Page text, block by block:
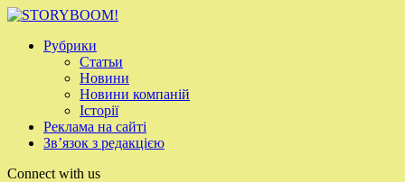
Рубрики
Статьи
Новини
Новини компаній
Історії
Реклама на сайті
Зв’язок з редакцією
Connect with us